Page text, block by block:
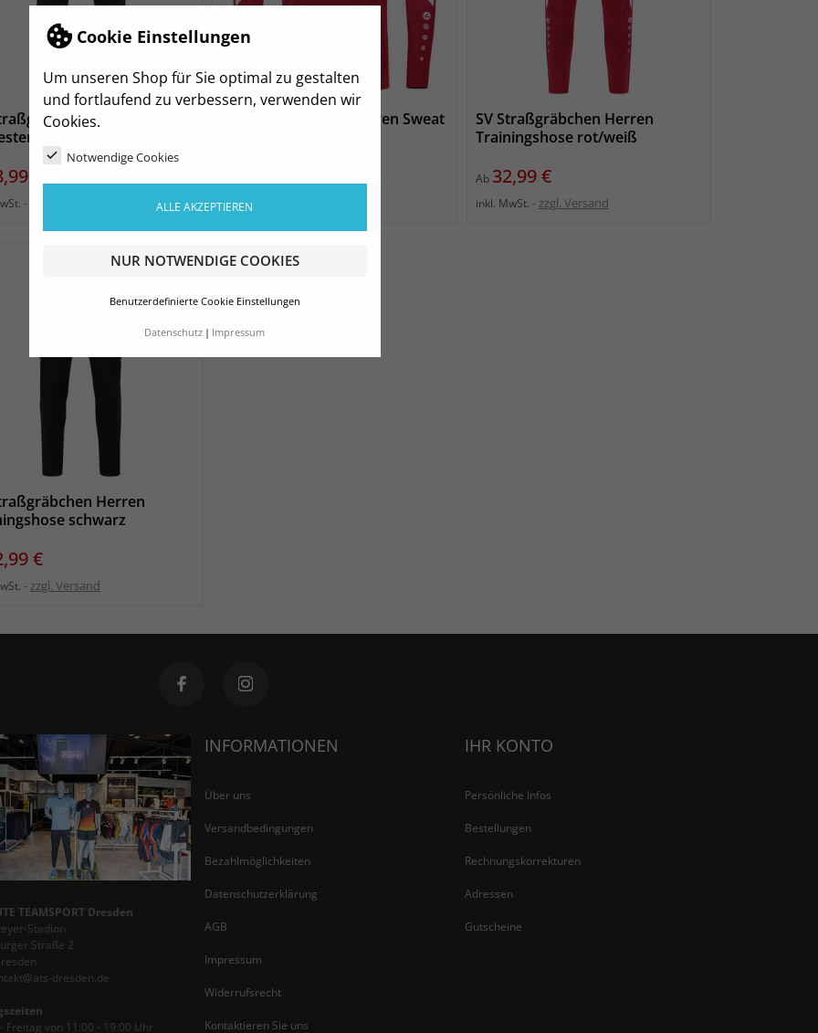
Cookie Einstellungen
Um unseren Shop für Sie optimal zu gestalten
und fortlaufend zu verbessern, verwenden wir
Cookies.
Notwendige Cookies
ALLE AKZEPTIEREN
NUR NOTWENDIGE COOKIES
Benutzerdefinierte Cookie Einstellungen
Datenschutz Impressum
Herren
schwarz
€
SV Straßgräbchen Herren Sweat
inkl. MwSt.
SV Straßgräbchen Herren
Trainingshose rot/weiß
Ab Preis
32,99 €
inkl. MwSt. zzgl. Versand
Herren
schwarz
€
zzgl. Versand
TEAMSPORT Dresden
Stadion
Straße 2
dresden.de
Freitag von 11:00 - 19:00 Uhr
INFORMATIONEN
Über uns
Versandbedingungen
Bezahlmöglichkeiten
Datenschutzerklärung
AGB
Impressum
Widerrufsrecht
Kontaktieren Sie uns
IHR KONTO
Persönliche Infos
Bestellungen
Rechnungskorrekturen
Adressen
Gutscheine